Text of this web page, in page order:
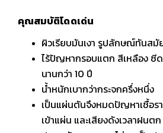
คุณสมบัติโดดเด่น
ผิวเรียบมันเงา รูปลักษณ์ทันสมั
ไร้ปัญหากรอบแตก สีเหลือง ซี
นานกว่า 10 ปี
น้ำหนักเบากว่ากระจกครึ่งหนึ่ง
เป็นแผ่นตันจึงหมดปัญหาเชื้อรา
เข้าแผ่น และเสียงดังเวลาฝนตก